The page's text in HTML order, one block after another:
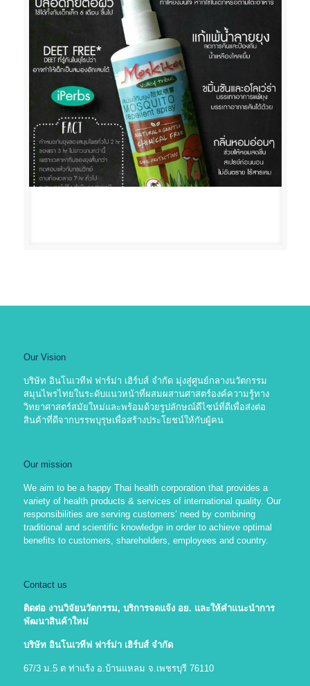
Our Vision
บริษัท อินโนเวทีฟ ฟาร์ม่า เฮิร์บส์ จำกัด มุ่งสู่ศูนย์กลางนวัตกรรม
สมุนไพรไทยในระดับแนวหน้าที่ผสมผสานศาสตร์องค์ความรู้ทาง
วิทยาศาสตร์สมัยใหม่และพร้อมด้วยรูปลักษณ์ดีไซน์ที่ดีเพื่อส่งต่อ
สินค้าที่ดีจากบรรพบุรุษเพื่อสร้างประโยชน์ให้กับผู้คน
Our mission
We aim to be a happy Thai health corporation that provides a
variety of health products & services of international quality. Our
responsibilities are serving customers’ need by combining
traditional and scientific knowledge in order to achieve optimal
benefits to customers, shareholders, employees and country.
Contact us
ติดต่อ งานวิจัยนวัตกรรม, บริการจดแจ้ง อย. และให้คำแนะนำการ
พัฒนาสินค้าใหม่
บริษัท อินโนเวทีฟ ฟาร์ม่า เฮิร์บส์ จำกัด
67/3 ม.5 ต ท่าแร้ง อ.บ้านแหลม จ.เพชรบุรี 76110